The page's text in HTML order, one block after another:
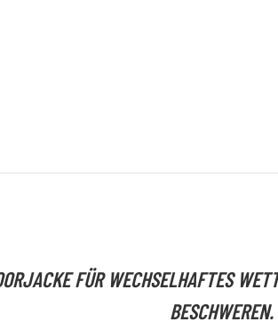
FÜR WECHSELHAFTES
BESCHWEREN.